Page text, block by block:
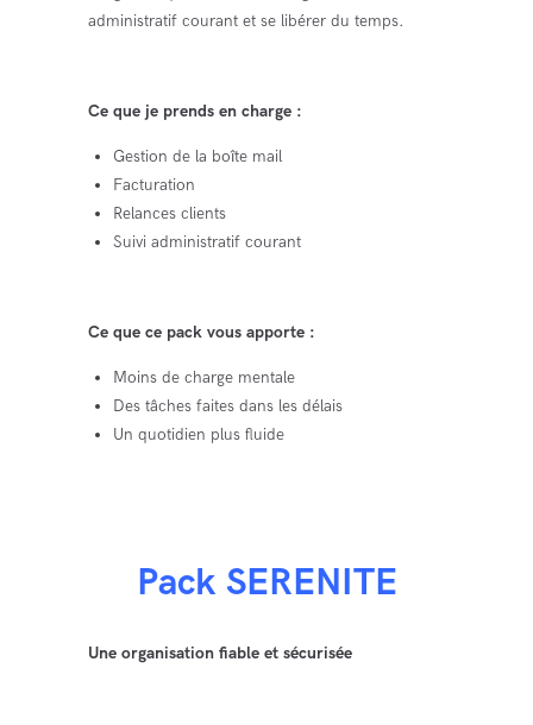
administratif courant et se libérer du temps.
Ce que je prends en charge :
Gestion de la boîte mail
Facturation
Relances clients
Suivi administratif courant
Ce que ce pack vous apporte :
Moins de charge mentale
Des tâches faites dans les délais
Un quotidien plus fluide
Pack SERENITE
Une organisation fiable et sécurisée